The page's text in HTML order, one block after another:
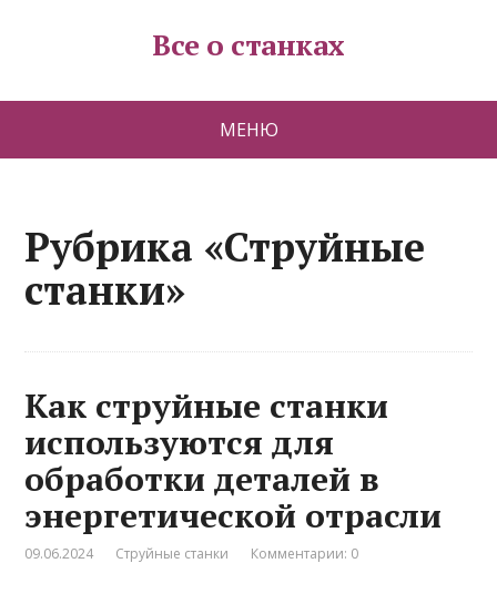
Все о станках
МЕНЮ
Рубрика «Струйные
станки»
Как струйные станки
используются для
обработки деталей в
энергетической отрасли
09.06.2024 Струйные станки Комментарии: 0